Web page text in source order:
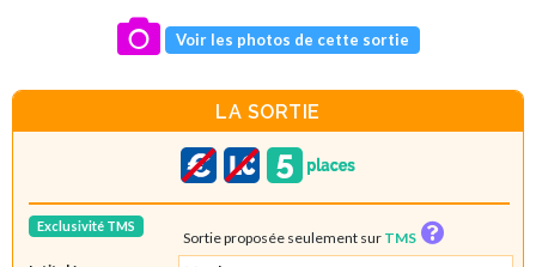
Voir les photos de cette sortie
LA SORTIE
Exclusivité TMS
Sortie proposée seulement sur TMS